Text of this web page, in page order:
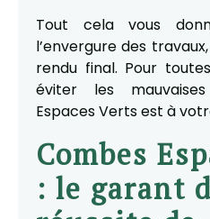
Tout cela vous
l’envergure des
rendu final. Pour
éviter les
Espaces Verts est à
Combes
: le garant